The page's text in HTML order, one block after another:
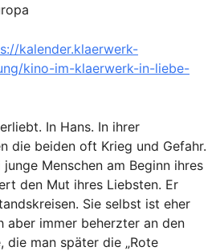
kalender.klaerwerk-
kino-im-klaerwerk-in-liebe-
In Hans. In ihrer
die beiden oft Krieg und Gefahr.
Menschen am Beginn ihres
den Mut ihres Liebsten. Er
Sie selbst ist eher
aber immer beherzter an den
die man später die „Rote